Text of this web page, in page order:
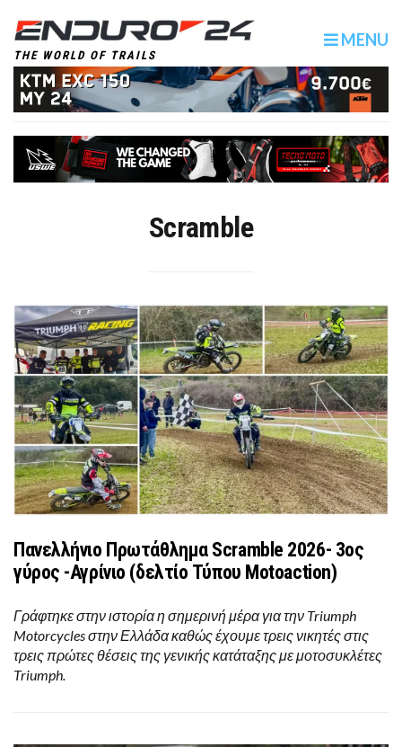
THE WORLD OF TRAILS
MENU
Scramble
Πανελλήνιο Πρωτάθλημα Scramble 2026- 3ος
γύρος -Αγρίνιο (δελτίο Τύπου Motoaction)
Γράφτηκε στην ιστορία η σημερινή μέρα για την Triumph
Motorcycles στην Ελλάδα καθώς έχουμε τρεις νικητές στις
τρεις πρώτες θέσεις της γενικής κατάταξης με μοτοσυκλέτες
Triumph.